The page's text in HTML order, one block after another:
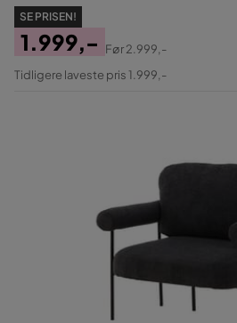
SE PRISEN!
Pris
1.999,-
Original
Før2.999,-
Tidligere laveste pris 1.999,-